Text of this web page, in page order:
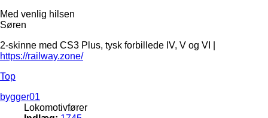
Med venlig hilsen
Søren
2-skinne med CS3 Plus, tysk forbillede IV, V og VI |
https://railway.zone/
Top
bygger01
Lokomotivfører